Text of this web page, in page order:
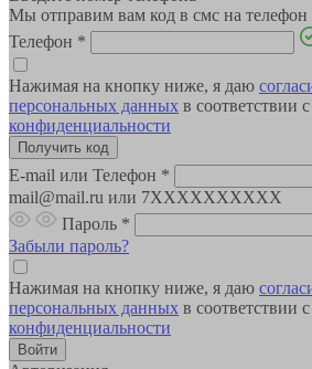
Мы отправим вам код в смс на
Телефон *
Нажимая на кнопку ниже, я даю
персональных данных в соответствии с
конфиденциальности
E-mail или Телефон *
mail@mail.ru или 7XXXXXXXXXX
Пароль *
Забыли пароль?
Нажимая на кнопку ниже, я даю
персональных данных в соответствии с
конфиденциальности